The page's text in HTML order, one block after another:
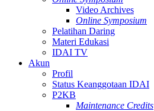
Video Archives
Online Symposium
Pelatihan Daring
Materi Edukasi
IDAI TV
Akun
Profil
Status Keanggotaan IDAI
P2KB
Maintenance Credits